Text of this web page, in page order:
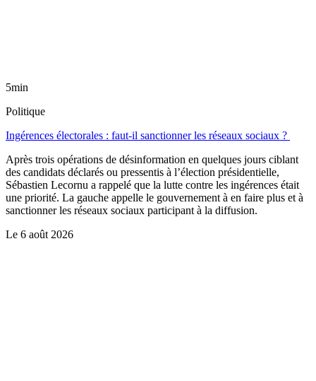
5min
Politique
Ingérences électorales : faut-il sanctionner les réseaux sociaux ?
Après trois opérations de désinformation en quelques jours ciblant
des candidats déclarés ou pressentis à l’élection présidentielle,
Sébastien Lecornu a rappelé que la lutte contre les ingérences était
une priorité. La gauche appelle le gouvernement à en faire plus et à
sanctionner les réseaux sociaux participant à la diffusion.
Le 6 août 2026